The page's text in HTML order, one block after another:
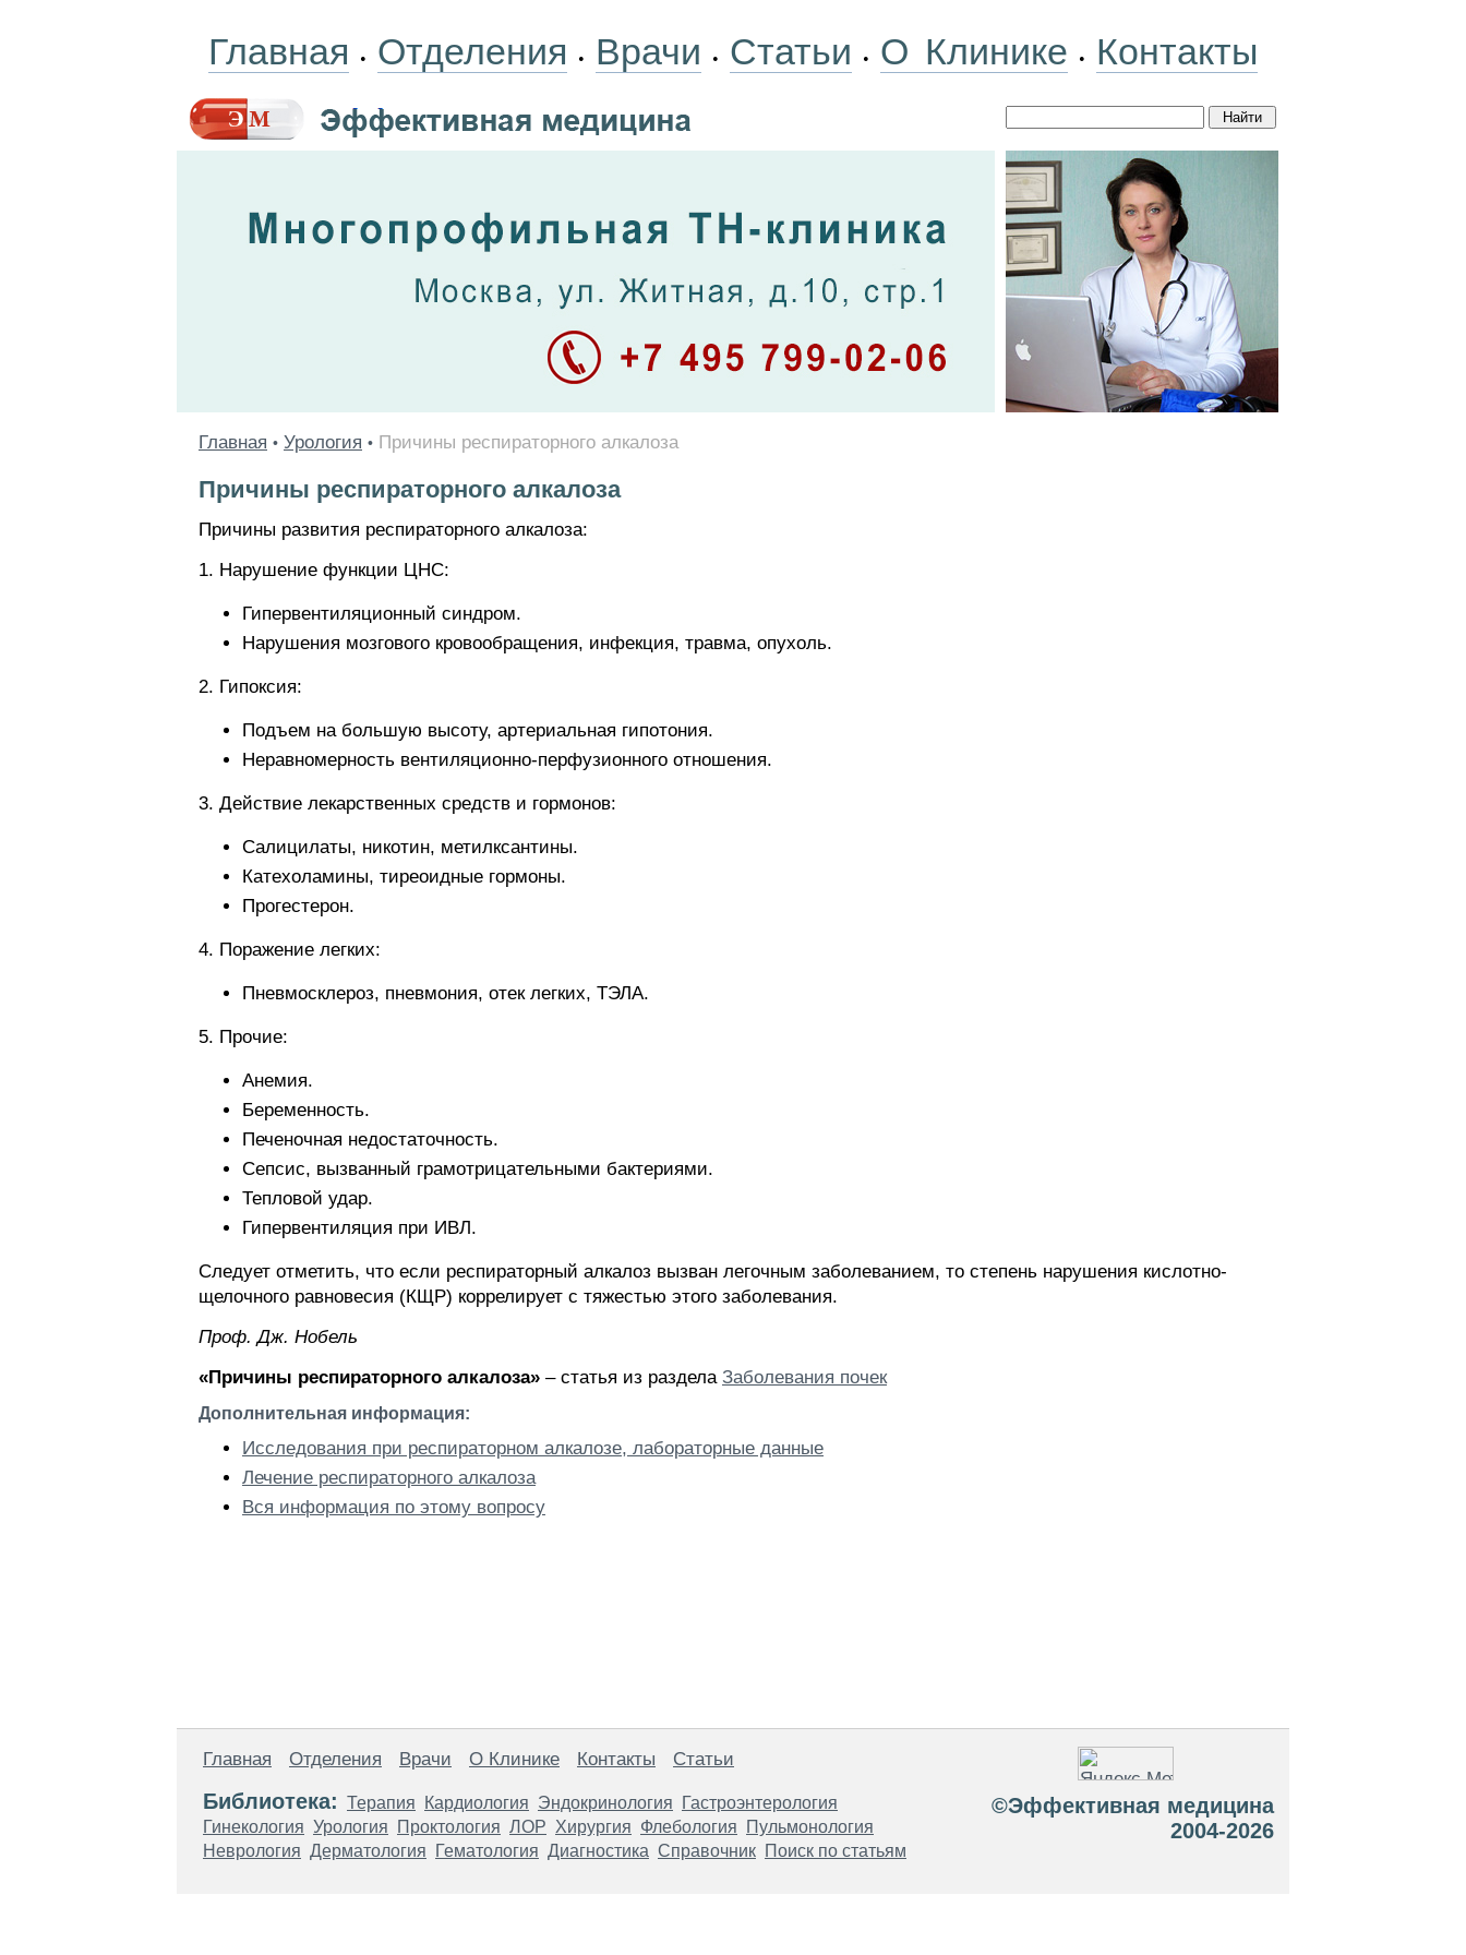
Главная • Отделения • Врачи • Статьи • О Клинике • Контакты
Главная • Урология • Причины респираторного алкалоза
Причины респираторного алкалоза
Причины развития респираторного алкалоза:
1. Нарушение функции ЦНС:
Гипервентиляционный синдром.
Нарушения мозгового кровообращения, инфекция, травма, опухоль.
2. Гипоксия:
Подъем на большую высоту, артериальная гипотония.
Неравномерность вентиляционно-перфузионного отношения.
3. Действие лекарственных средств и гормонов:
Салицилаты, никотин, метилксантины.
Катехоламины, тиреоидные гормоны.
Прогестерон.
4. Поражение легких:
Пневмосклероз, пневмония, отек легких, ТЭЛА.
5. Прочие:
Анемия.
Беременность.
Печеночная недостаточность.
Сепсис, вызванный грамотрицательными бактериями.
Тепловой удар.
Гипервентиляция при ИВЛ.
Следует отметить, что если респираторный алкалоз вызван легочным заболеванием, то степень нарушения кислотно-
щелочного равновесия (КЩР) коррелирует с тяжестью этого заболевания.
Проф. Дж. Нобель
«Причины респираторного алкалоза» – статья из раздела Заболевания почек
Дополнительная информация:
Исследования при респираторном алкалозе, лабораторные данные
Лечение респираторного алкалоза
Вся информация по этому вопросу
Главная Отделения Врачи О Клинике Контакты Статьи
Библиотека: Терапия Кардиология Эндокринология
Гастроэнтерология
Гинекология Урология Проктология ЛОР Хирургия Флебология
Пульмонология
Неврология Дерматология Гематология Диагностика Справочник Поиск по статьям
©Эффективная медицина
2004-2026